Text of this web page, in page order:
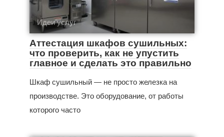
Идеи услуг
Аттестация шкафов сушильных:
что проверить, как не упустить
главное и сделать это правильно
Шкаф сушильный — не просто железка на
производстве. Это оборудование, от работы
которого часто